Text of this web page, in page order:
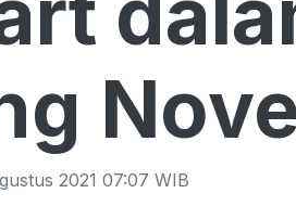
2021 07:07 WIB